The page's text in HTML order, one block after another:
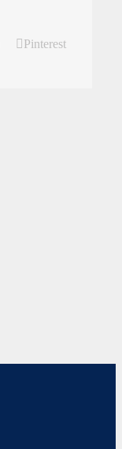
Pinterest